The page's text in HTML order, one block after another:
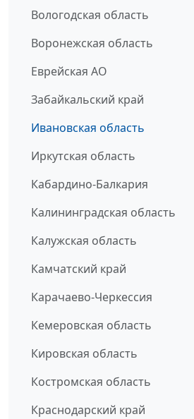
Вологодская область
Воронежская область
Еврейская АО
Забайкальский край
Ивановская область
Иркутская область
Кабардино-Балкария
Калининградская область
Калужская область
Камчатский край
Карачаево-Черкессия
Кемеровская область
Кировская область
Костромская область
Краснодарский край